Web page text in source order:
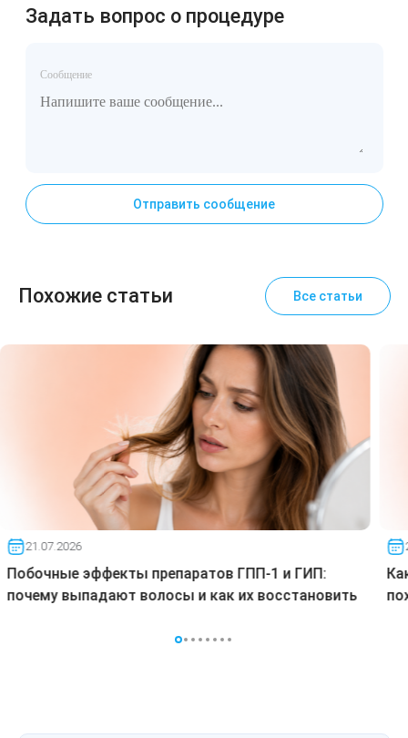
Задать вопрос о процедуре
Сообщение
Отправить сообщение
Похожие статьи Все статьи
21.07.2026
Побочные эффекты препаратов ГПП-1 и ГИП:
почему выпадают волосы и как их восстановить